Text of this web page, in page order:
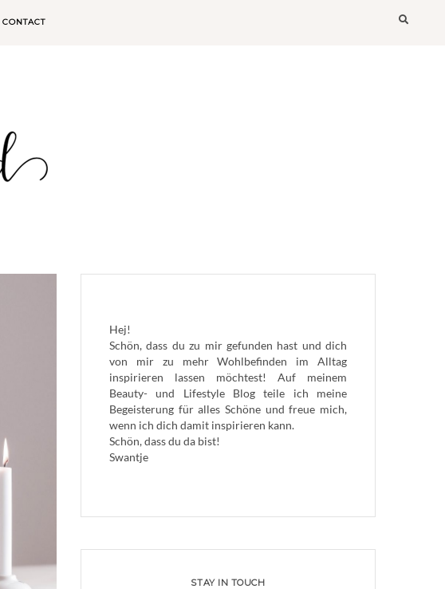
CONTACT
Hej!
Schön, dass du zu mir gefunden hast und dich
von mir zu mehr Wohlbefinden im Alltag
inspirieren lassen möchtest! Auf meinem
Beauty- und Lifestyle Blog teile ich meine
Begeisterung für alles Schöne und freue mich,
wenn ich dich damit inspirieren kann.
Schön, dass du da bist!
Swantje
STAY IN TOUCH